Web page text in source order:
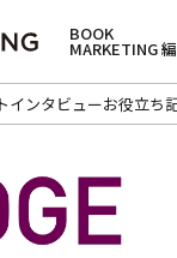
BOOK
MARKETING 編
インタビューお役立ち